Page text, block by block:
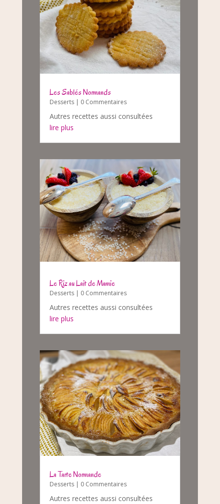
Les Sablés Normands
Desserts| 0 Commentaires
Autres recettes aussi consultées
lire plus
Le Riz au Lait de Mamie
Desserts| 0 Commentaires
Autres recettes aussi consultées
lire plus
La Tarte Normande
Desserts| 0 Commentaires
Autres recettes aussi consultées